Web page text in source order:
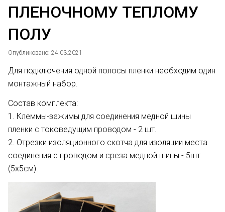
ПЛЕНОЧНОМУ ТЕПЛОМУ
ПОЛУ
Опубликовано: 24.03.2021
Для подключения одной полосы пленки необходим один
монтажный набор.
Состав комплекта:
1. Клеммы-зажимы для соединения медной шины
пленки с токоведущим проводом - 2 шт.
2. Отрезки изоляционного скотча для изоляции места
соединения с проводом и среза медной шины - 5шт
(5х5см).